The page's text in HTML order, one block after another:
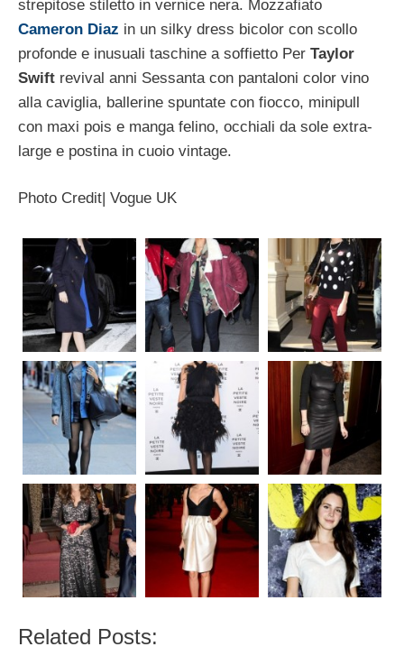
strepitose stiletto in vernice nera. Mozzafiato
Cameron Diaz in un silky dress bicolor con scollo
profonde e inusuali taschine a soffietto Per Taylor
Swift revival anni Sessanta con pantaloni color vino
alla caviglia, ballerine spuntate con fiocco, minipull
con maxi pois e manga felino, occhiali da sole extra-
large e postina in cuoio vintage.
Photo Credit| Vogue UK
Related Posts: